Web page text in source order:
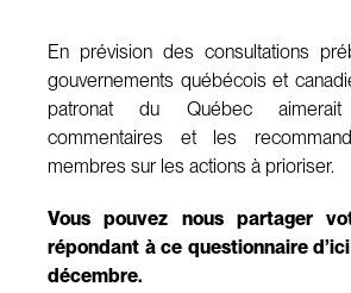
En prévision des consultations
gouvernements québécois et
patronat du Québec
commentaires et les
membres sur les actions à prioriser.
Vous pouvez nous partager
répondant à ce questionnaire
décembre.